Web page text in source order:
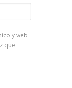
y web
que